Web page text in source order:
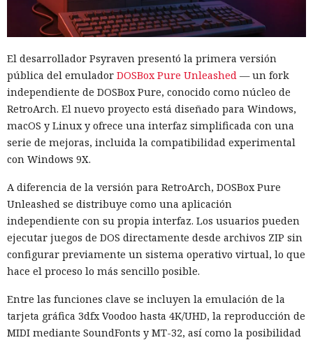
El desarrollador Psyraven presentó la primera versión
pública del emulador DOSBox Pure Unleashed — un fork
independiente de DOSBox Pure, conocido como núcleo de
RetroArch. El nuevo proyecto está diseñado para Windows,
macOS y Linux y ofrece una interfaz simplificada con una
serie de mejoras, incluida la compatibilidad experimental
con Windows 9X.
A diferencia de la versión para RetroArch, DOSBox Pure
Unleashed se distribuye como una aplicación
independiente con su propia interfaz. Los usuarios pueden
ejecutar juegos de DOS directamente desde archivos ZIP sin
configurar previamente un sistema operativo virtual, lo que
hace el proceso lo más sencillo posible.
Entre las funciones clave se incluyen la emulación de la
tarjeta gráfica 3dfx Voodoo hasta 4K/UHD, la reproducción de
MIDI mediante SoundFonts y MT-32, así como la posibilidad